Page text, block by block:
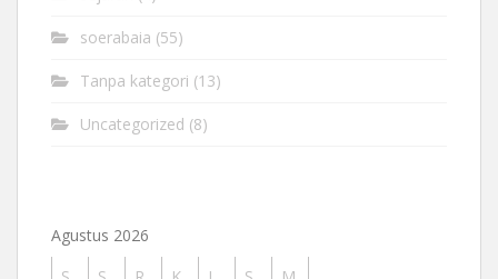
soerabaia (55)
Tanpa kategori (13)
Uncategorized (8)
Agustus 2026